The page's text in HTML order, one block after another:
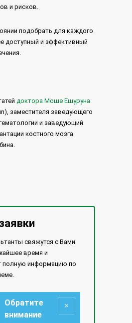
и рисков.
подобрать для каждого
доступный и эффективный
доктора Моше Ешуруна
заместителя заведующего
и заведующий
костного мозга
свяжутся с Вами
время и
полную информацию по
Обратите
внимание